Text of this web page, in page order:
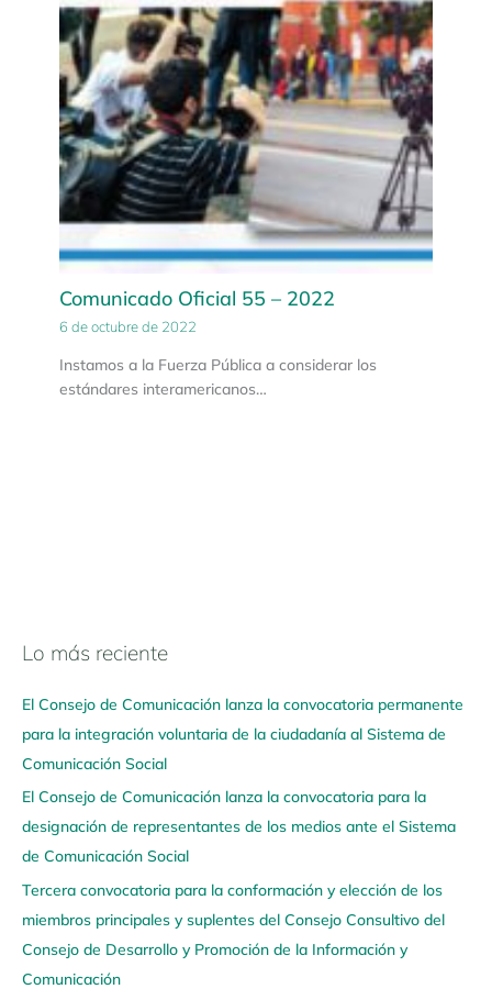
Comunicado Oficial 55 – 2022
6 de octubre de 2022
Instamos a la Fuerza Pública a considerar los
estándares interamericanos…
Lo más reciente
El Consejo de Comunicación lanza la convocatoria permanente
para la integración voluntaria de la ciudadanía al Sistema de
Comunicación Social
El Consejo de Comunicación lanza la convocatoria para la
designación de representantes de los medios ante el Sistema
de Comunicación Social
Tercera convocatoria para la conformación y elección de los
miembros principales y suplentes del Consejo Consultivo del
Consejo de Desarrollo y Promoción de la Información y
Comunicación
N
v
e
g
a
a
q
u
í